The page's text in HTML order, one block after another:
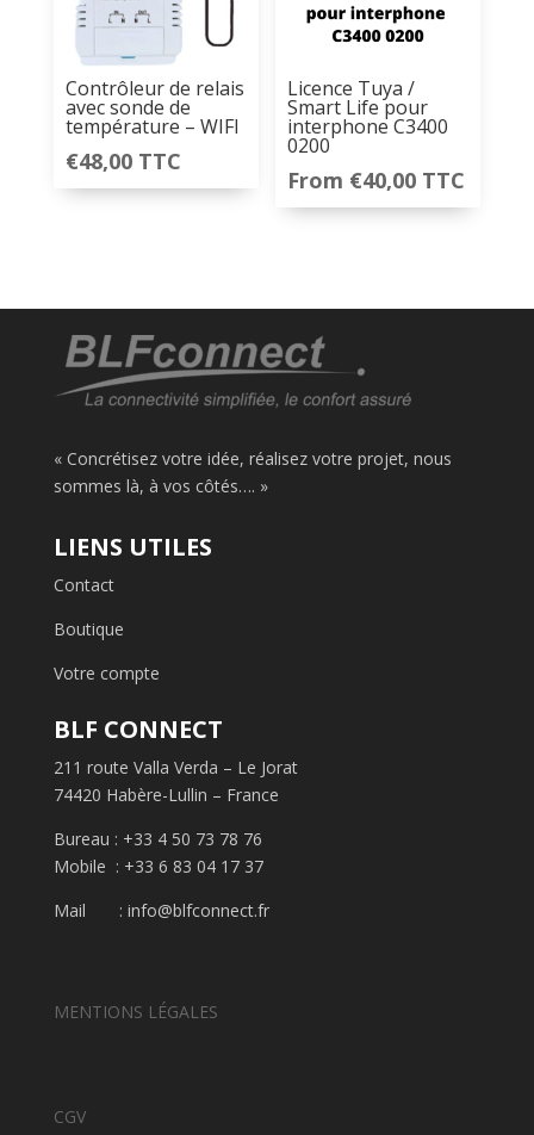
Contrôleur de relais
avec sonde de
température – WIFI
€48,00 TTC
Licence Tuya /
Smart Life pour
interphone C3400
0200
From €40,00 TTC
« Concrétisez votre idée, réalisez votre projet, nous
sommes là, à vos côtés…. »
LIENS UTILES
Contact
Boutique
Votre compte
BLF CONNECT
211 route Valla Verda – Le Jorat
74420 Habère-Lullin – France
Bureau : +33 4 50 73 78 76
Mobile : +33 6 83 04 17 37
Mail : info@blfconnect.fr
MENTIONS LÉGALES
CGV